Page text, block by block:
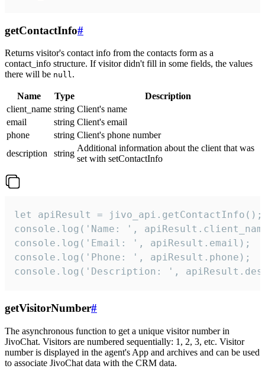
getContactInfo#
Returns visitor's contact info from the contacts form as a
contact_info structure. If visitor didn't fill in some fields, the values
there will be null.
Name Type
Description
client_name string Client's name
email
string Client's email
phone
string Client's phone number
description
string
Additional information about the client that was
set with setContactInfo
let apiResult = jivo_api.getContactInfo();
console.log('Name: ',
console.log('Email: ', apiResult.email);
console.log('Phone: ', apiResult.phone);
console.log('Description: ',
getVisitorNumber#
The asynchronous function to get a unique visitor number in
JivoChat. Visitors are numbered sequentially: 1, 2, 3, etc. Visitor
number is displayed in the agent's App and archives and can be used
to associate JivoChat data with the CRM data.